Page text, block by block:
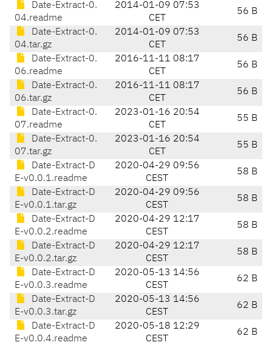
Date-Extract-0.
04.readme
2014-01-09 07:53
CET
56 B
Date-Extract-0.
04.tar.gz
2014-01-09 07:53
CET
56 B
Date-Extract-0.
06.readme
2016-11-11 08:17
CET
56 B
Date-Extract-0.
06.tar.gz
2016-11-11 08:17
CET
56 B
Date-Extract-0.
07.readme
2023-01-16 20:54
CET
55 B
Date-Extract-0.
07.tar.gz
2023-01-16 20:54
CET
55 B
Date-Extract-D
E-v0.0.1.readme
2020-04-29 09:56
CEST
58 B
Date-Extract-D
E-v0.0.1.tar.gz
2020-04-29 09:56
CEST
58 B
Date-Extract-D
E-v0.0.2.readme
2020-04-29 12:17
CEST
58 B
Date-Extract-D
E-v0.0.2.tar.gz
2020-04-29 12:17
CEST
58 B
Date-Extract-D
E-v0.0.3.readme
2020-05-13 14:56
CEST
62 B
Date-Extract-D
E-v0.0.3.tar.gz
2020-05-13 14:56
CEST
62 B
Date-Extract-D
E-v0.0.4.readme
2020-05-18 12:29
CEST
62 B